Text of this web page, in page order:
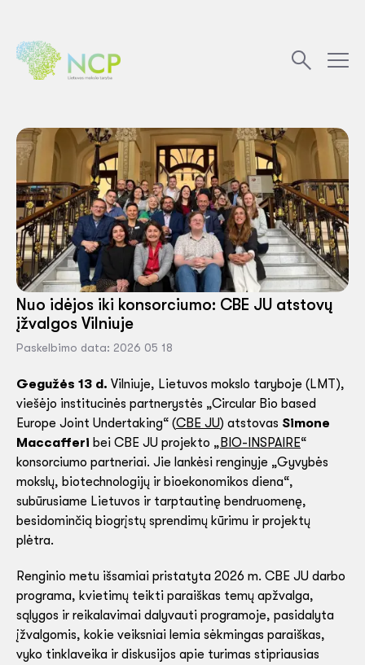
Nuo idėjos iki konsorciumo: CBE JU atstovų
įžvalgos Vilniuje
Paskelbimo data: 2026 05 18
Gegužės 13 d. Vilniuje, Lietuvos mokslo taryboje (LMT),
viešėjo institucinės partnerystės „Circular Bio based
Europe Joint Undertaking“ (CBE JU) atstovas Simone
Maccafferi bei CBE JU projekto „ BIO-INSPAIRE“
konsorciumo partneriai. Jie lankėsi renginyje „Gyvybės
mokslų, biotechnologijų ir bioekonomikos diena“,
subūrusiame Lietuvos ir tarptautinę bendruomenę,
besidominčią biogrįstų sprendimų kūrimu ir projektų
plėtra.
Renginio metu išsamiai pristatyta 2026 m. CBE JU darbo
programa, kvietimų teikti paraiškas temų apžvalga,
sąlygos ir reikalavimai dalyvauti programoje, pasidalyta
įžvalgomis, kokie veiksniai lemia sėkmingas paraiškas,
vyko tinklaveika ir diskusijos apie turimas stipriausias